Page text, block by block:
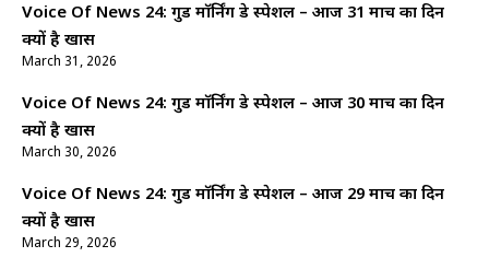
Voice Of News 24: गुड माॅर्निंग डे स्पेशल – आज 31 मार्च का दिन
क्यों है खास
March 31, 2026
Voice Of News 24: गुड माॅर्निंग डे स्पेशल – आज 30 मार्च का दिन
क्यों है खास
March 30, 2026
Voice Of News 24: गुड माॅर्निंग डे स्पेशल – आज 29 मार्च का दिन
क्यों है खास
March 29, 2026